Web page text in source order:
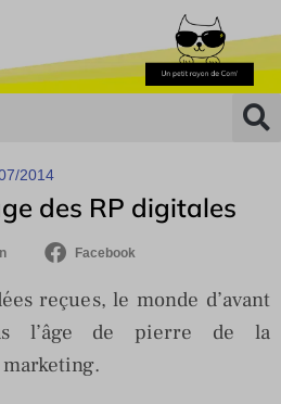
2014
des RP digitales
Facebook
reçues, le monde d’avant
l’âge de pierre de la